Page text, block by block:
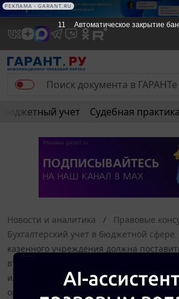
Бюджетный учет Судебная практика
Новости и аналитика
Правовые
Бухгалтерский учет в бюджетной сфере
казенного учреждения должна
второй странице формы 0504101 -
или учреждения-получателя (имущество
организациями государственного
11 Автоматическое закрытие
РЕКЛАМА • GARANT.RU